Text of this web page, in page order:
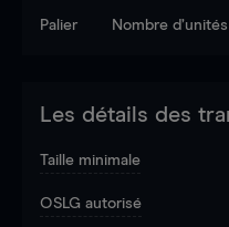
Palier Nombre d’unités
Les détails des
Taille minimale
OSLG autorisé